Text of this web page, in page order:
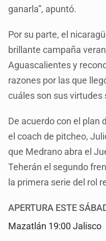
ganarla”, apuntó.
Por su parte, el
brillante campaña
Aguascalientes y
razones por las que
cuáles son sus virtudes
De acuerdo con el plan
el coach de pitcheo,
que Medrano abra el
Teherán el segundo
la primera serie del rol
APERTURA ESTE
Mazatlán 19:00 Jalisco